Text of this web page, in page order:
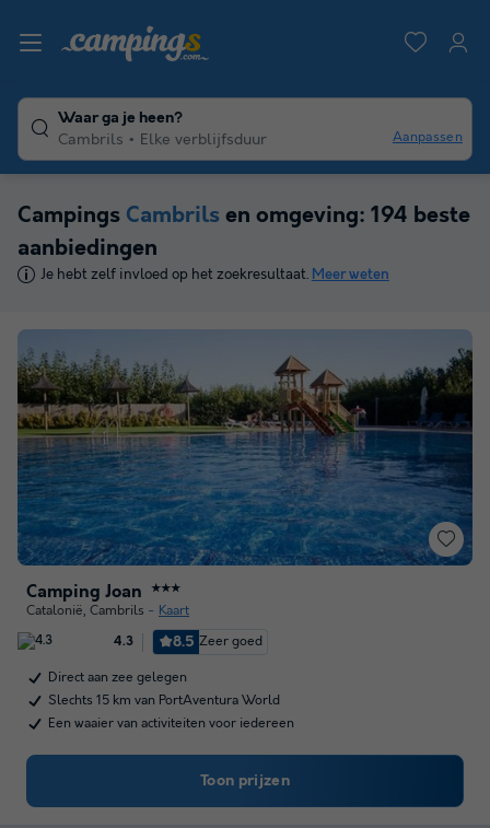
Waar ga je heen?
Cambrils
Elke verblijfsduur Aanpassen
Campings Cambrils en omgeving: 194 beste
aanbiedingen
Je hebt zelf invloed op het zoekresultaat. Meer weten
Camping Joan ★★★
Catalonië, Cambrils Kaart
4.3 8.5 Zeer goed
Direct aan zee gelegen
Slechts 15 km van PortAventura World
Een waaier van activiteiten voor iedereen
Toon prijzen